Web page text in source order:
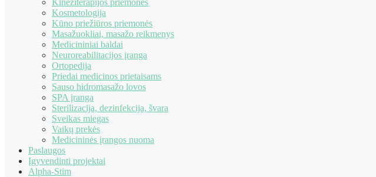
Kosmetologija
Kūno priežiūros priemonės
Masažuokliai, masažo reikmenys
Medicininiai baldai
Neuroreabilitacijos įranga
Ortopedija
Priedai medicinos prietaisams
Sauso hidromasažo lovos
SPA įranga
Sterilizacija, dezinfekcija, švara
Sveikas miegas
Vaikų prekės
Medicininės įrangos nuoma
Paslaugos
Įgyvendinti projektai
Alpha-Stim